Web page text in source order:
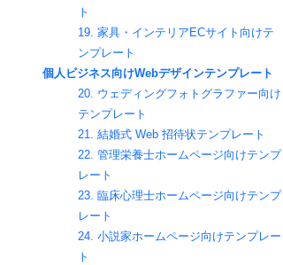
ト
19. 家具・インテリアECサイト向けテ
ンプレート
個人ビジネス向けWebデザインテンプレート
20. ウェディングフォトグラファー向け
テンプレート
21. 結婚式 Web 招待状テンプレート
22. 管理栄養士ホームページ向けテンプ
レート
23. 臨床心理士ホームページ向けテンプ
レート
24. 小説家ホームページ向けテンプレー
ト